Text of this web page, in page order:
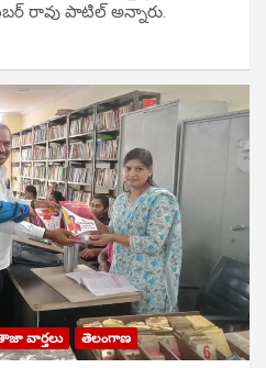
రావు పాటిల్ అన్నారు.
వార్తలు తెలంగాణ